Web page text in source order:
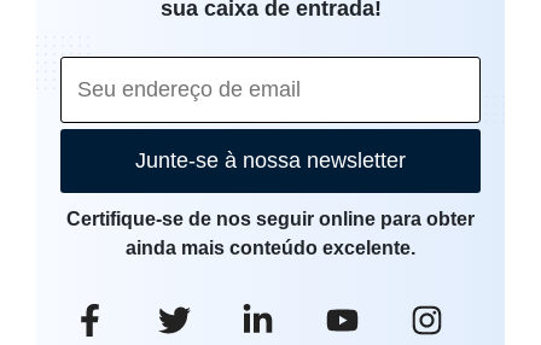
sua caixa de entrada!
Junte-se à nossa newsletter
Certifique-se de nos seguir online para obter
ainda mais conteúdo excelente.